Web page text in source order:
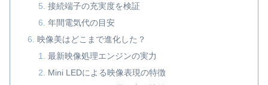
接続端子の充実度を検証
年間電気代の目安
映像美はどこまで進化した？
最新映像処理エンジンの実力
Mini LEDによる映像表現の特徴